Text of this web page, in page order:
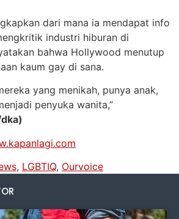
dari mana ia mendapat info
industri hiburan di
bahwa Hollywood menutup
kaum gay di sana.
yang menikah, punya anak,
penyuka wanita,”
, LGBTIQ, Ourvoice